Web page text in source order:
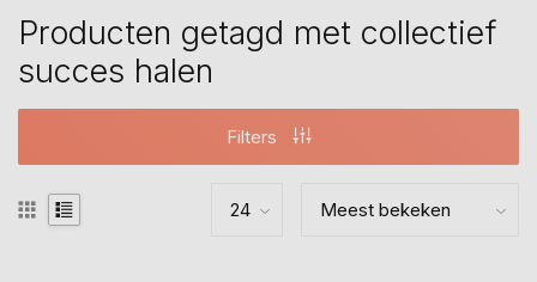
Producten getagd met collectief
succes halen
Filters